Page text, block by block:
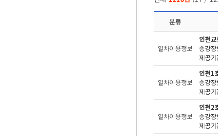
분류
열차이용정보
인천
승강
제공
열차이용정보
인천1
승강
제공
열차이용정보
인천2
승강
제공